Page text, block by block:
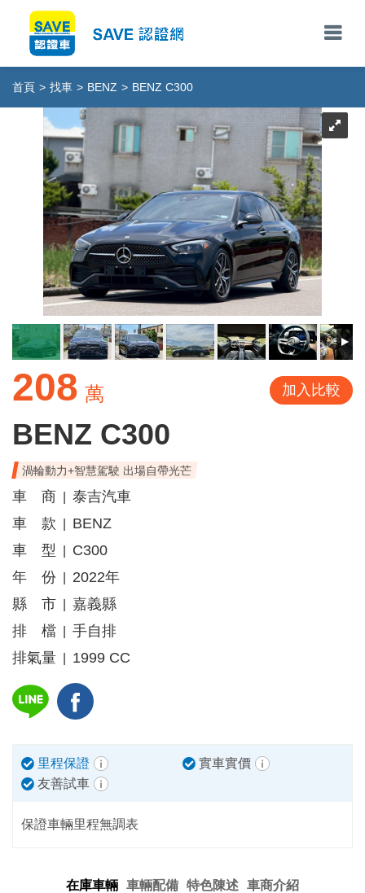
首頁 > 找車 > BENZ > BENZ C300
208 萬 加入比較
BENZ C300
渦輪動力+智慧駕駛 出場自帶光芒
車 商
泰吉汽車
車 款
BENZ
車 型
C300
年 份
2022年
縣 市
嘉義縣
排 檔
手自排
排氣量
1999 CC
里程保證
實車實價
友善試車
保證車輛里程無調表
在庫車輛 車輛配備 特色陳述 車商介紹